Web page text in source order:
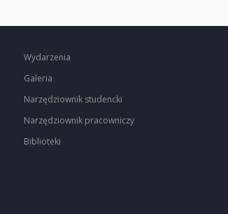
Wydarzenia
Galeria
Narzędziownik studencki
Narzędziownik pracowniczy
Biblioteki